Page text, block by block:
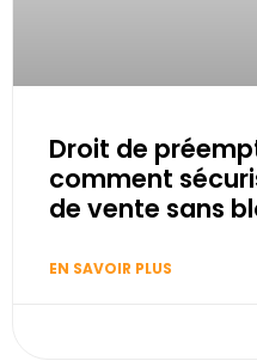
Droit de
comment
de vente sans
EN SAVOIR PLUS